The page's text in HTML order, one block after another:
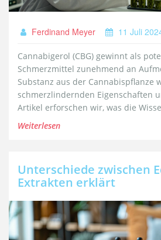
Ferdinand Meyer 11 Juli
Cannabigerol (CBG) gewinnt als
Schmerzmittel zunehmend an
Substanz aus der Cannabispflanze
schmerzlindernden Eigenschaften
Artikel erforschen wir, was die
und seine möglichen Anwendungen
Weiterlesen
Unterschiede zwischen
Extrakten erklärt